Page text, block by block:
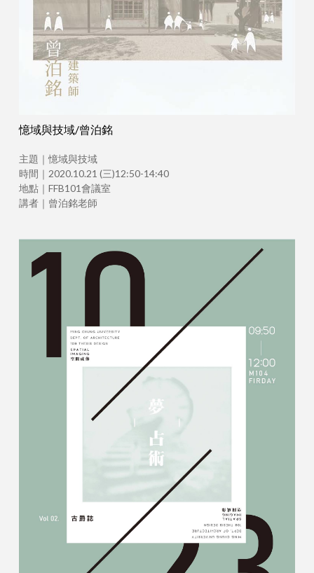
憶域與技域/曾泊銘
主題｜憶域與技域
時間｜2020.10.21 (三)12:50-14:40
地點｜FFB101會議室
講者｜曾泊銘老師